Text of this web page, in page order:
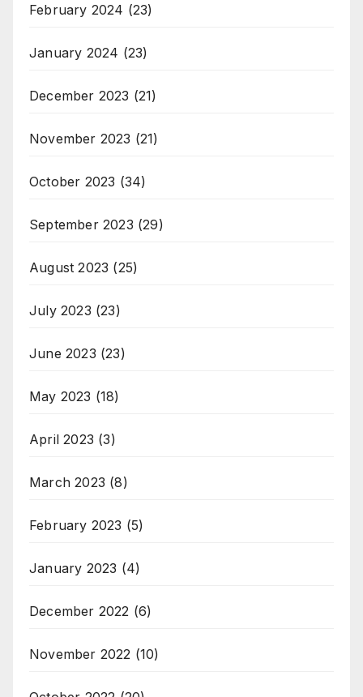
February 2024 (23)
January 2024 (23)
December 2023 (21)
November 2023 (21)
October 2023 (34)
September 2023 (29)
August 2023 (25)
July 2023 (23)
June 2023 (23)
May 2023 (18)
April 2023 (3)
March 2023 (8)
February 2023 (5)
January 2023 (4)
December 2022 (6)
November 2022 (10)